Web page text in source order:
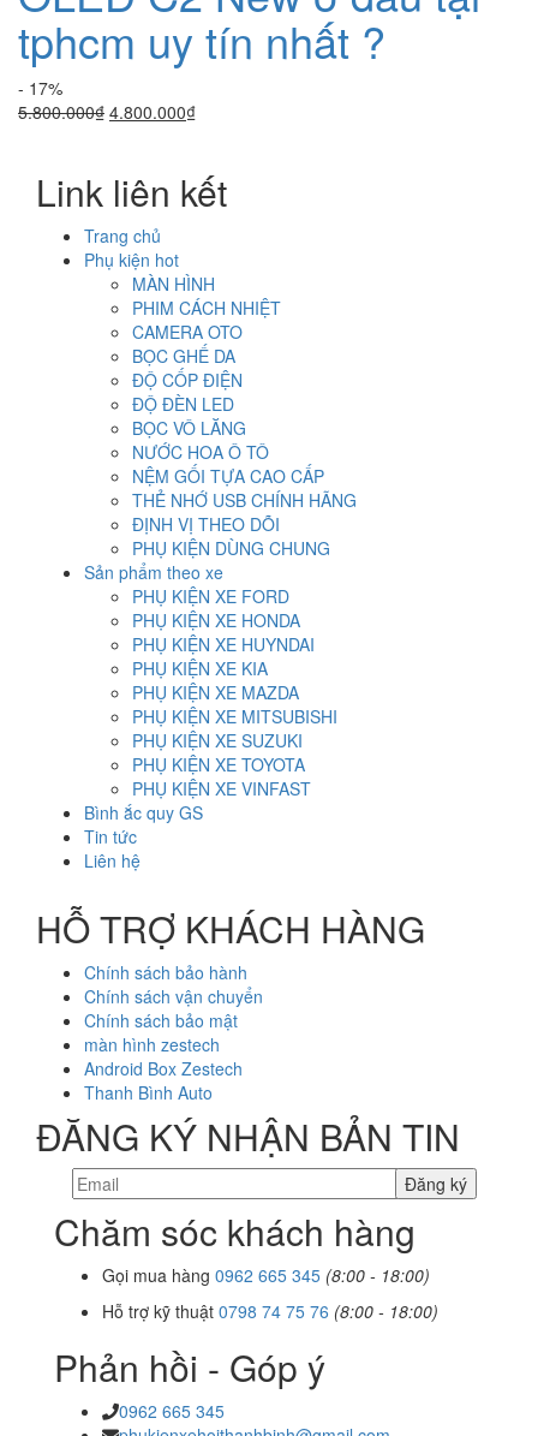
tphcm uy tín nhất ?
- 17%
5.800.000₫ Giá
5.800.000₫.
4.800.000₫Giá
là:
4.800.000₫.
Link liên kết
Trang chủ
Phụ kiện hot
MÀN HÌNH
PHIM CÁCH NHIỆT
CAMERA OTO
BỌC GHẾ DA
ĐỘ CỐP ĐIỆN
ĐỘ ĐÈN LED
BỌC VÔ LĂNG
NƯỚC HOA Ô TÔ
NỆM GỐI TỰA CAO CẤP
THẺ NHỚ USB CHÍNH HÃNG
ĐỊNH VỊ THEO DÕI
PHỤ KIỆN DÙNG CHUNG
Sản phẩm theo xe
PHỤ KIỆN XE FORD
PHỤ KIỆN XE HONDA
PHỤ KIỆN XE HUYNDAI
PHỤ KIỆN XE KIA
PHỤ KIỆN XE MAZDA
PHỤ KIỆN XE MITSUBISHI
PHỤ KIỆN XE SUZUKI
PHỤ KIỆN XE TOYOTA
PHỤ KIỆN XE VINFAST
Bình ắc quy GS
Tin tức
Liên hệ
HỖ TRỢ KHÁCH HÀNG
Chính sách bảo hành
Chính sách vận chuyển
Chính sách bảo mật
màn hình zestech
Android Box Zestech
Thanh Bình Auto
ĐĂNG KÝ NHẬN BẢN TIN
Chăm sóc khách hàng
Gọi mua hàng 0962 665 345 (8:00 - 18:00)
Hỗ trợ kỹ thuật 0798 74 75 76 (8:00 - 18:00)
Phản hồi - Góp ý
0962 665 345